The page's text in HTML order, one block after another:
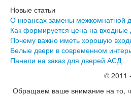
Новые статьи
О нюансах замены межкомнатной
Как формируется цена на входные
Почему важно иметь хорошую
Белые двери в современном
Панели на заказ для дверей АСД
© 2011
Обращаем ваше внимание на то,